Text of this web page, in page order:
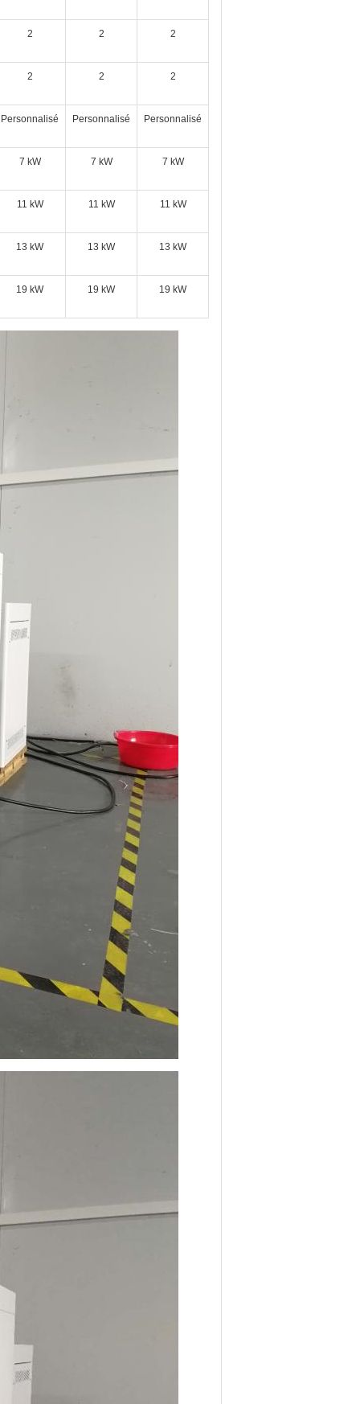
2 2 2
2 2 2
Personnalisé Personnalisé Personnalisé
7 kW 7 kW 7 kW
11 kW 11 kW 11 kW
13 kW 13 kW 13 kW
19 kW 19 kW 19 kW